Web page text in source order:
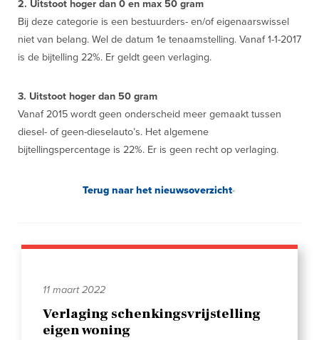
2. Uitstoot hoger dan 0 en max 50 gram
Bij deze categorie is een bestuurders- en/of eigenaarswissel
niet van belang. Wel de datum 1e tenaamstelling. Vanaf 1-1-2017
is de bijtelling 22%. Er geldt geen verlaging.
3. Uitstoot hoger dan 50 gram
Vanaf 2015 wordt geen onderscheid meer gemaakt tussen
diesel- of geen-dieselauto’s. Het algemene
bijtellingspercentage is 22%. Er is geen recht op verlaging.
Terug naar het nieuwsoverzicht
11 maart 2022
Verlaging schenkingsvrijstelling
eigen woning